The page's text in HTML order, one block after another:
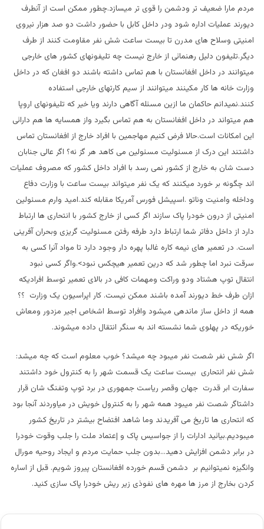
مردم مارا ضعیف تر ودشمن را قوی تر میسازد.چطور ممکن است از آنطرف
دیورند عملیات اداره شود ودر داخل کابل با حضور داشت دو صد هزار نیروی
امنیتی وسلاح های مدرن تا بیست ساعت شش نفر مقاومت کنند از طرف
دیگر.تلیفون دلیل رهنمائی از خارج نیست چه تلیفونهای کشور های خارجی
میتوانند در داخل افغانستان با هم تماس داشته باشند دو افغان که در داخل
وزارت خانه ها کار مکینند میتوانند از سیم کارتهای خارجی استفاده
کنند.نمیدانم حاکمان ما ازین مسئله آگاهی دارند ویا خیر که تلیفونهای اروپا
هم میتواند در داخل افغانستان به هم تماس بگیرد واز همسایه ها هم دارائی
این امکانات است.حالا فرض کنیم مهاجمین با افراد خارج از افغانستان تماس
داشتند این درک از مسئولیت مسئولین می کاهد هر گز نه؟ اگر عالی جنابان
دست شان به خارج از کشور نمی رسد با افراد داخل کشور که مصروف عملیات
اند چگونه بر خورد میکنند که یک نفر میتواند بیست ساعت با وزارت دفاع
وداخله وامنیت وناتو .اسپیشل فورس آمریکا مقابله کند.امید وارم مسئولین
امنیتی از درون خودرا پاک سازند اگر کسی از خارج کشور با انتحاری ها ارتباط
دارد از داخل دفاتر شما ارتباط دارد طرفه رفتن مسئولیت گریزی وبحران آفرینی
است. در تعمیر های نیمه کاره غالبا پهره دار وجود دارد تا مواد آنرا کسی به
سرقت نبرد اما چطور شد که درین تعمیر هیچکس نبود>.واگر کسی نبود
انتقال توپ هشتاد ودو وراکت ومهمات کافی در بالای تعمیر توسط افرادیکه
ازان طرف خط دیورند آمده باشند ممکن نیست. کار اپراسیون یک وزارت ؟؟
همه از داخل ساز ماندهی میشود وافراد توسط اشخاص اجیر مزدور ومعاش
خوریکه در پهلوی شما نشسته اند به سنگر انتقال داده میشوند.
اگر شش نفر شصت نفر میبود چه میشد؟ خوب معلوم است که چه میشد:
شش نفر انتحاری بیست ساعت یک قسمت شهر را به کنترول خود داشتند
سفارت ابر قدرت جهان وقصر ریاست جمهوری در برد توپ وتفنگ شان قرار
داشتاگر شصت نفر میبود همه شهر را به کنترول خویش در میاوردند آنجا بود
که انتحاری ها تاریخ می آفریدند وما شاهد افتضاح بیشتر در تاریخ کشور
میبودیم.بیائید ادارات را از جواسیس پاک و إعتماد ملت را جلب وقوت خودرا
در برابر دشمن افزایش دهید…بدون جلب حمایت مردم و ایجاد روحیه مورال
وانگیزه نمیتوانیم بر دشمن قسم خورده افغانستان پیروز شویم. قبل از اساره
کردن بخارج از مرز ها مهره های نفوذی زیر ریش خودرا پاک سازی کنید.